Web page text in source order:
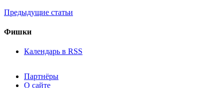
Предыдущие статьи
Фишки
Календарь в RSS
Партнёры
О сайте